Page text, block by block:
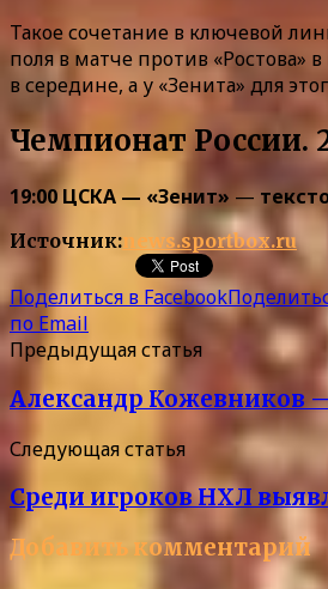
Такое сочетание в ключевой
поля в матче против «Ростова»
в середине, а у «Зенита» для
Чемпионат России.
19:00 ЦСКА — «Зенит» —
Источник:news.sportbox.ru
Поделиться в Facebook
по Email
Предыдущая статья
Александр Кожевников
Следующая статья
Среди игроков НХЛ
Добавить комментарий